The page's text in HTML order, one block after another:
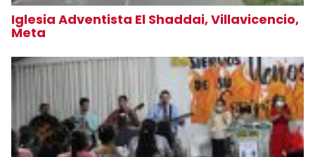
Iglesia Adventista El Shaddai, Villavicencio,
Meta